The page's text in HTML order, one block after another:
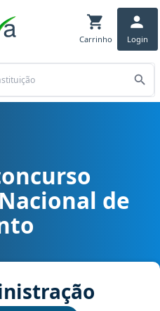
Carrinho Login
Nacional de
de